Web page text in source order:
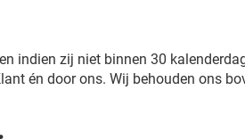
indien zij niet binnen 30
én door ons. Wij behouden ons